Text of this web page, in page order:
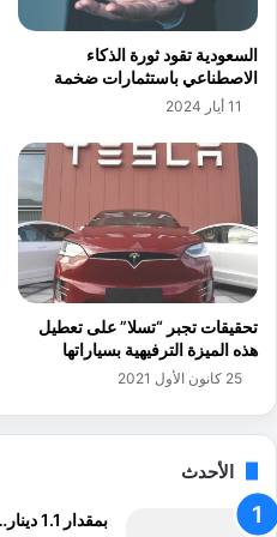
ا
ع
ي
ل
ا
ن
ي
ل
ل
س
ت
ق
ل
ا
ا
م
ن
ى
ع
ل
ي
ع
ز
ي
ز
ا
السعودية تقود ثورة الذكاء
الاصطناعي باستثمارات ضخمة
11 أيار 2024
تحقيقات تجبر “تسلا” على تعطيل
هذه الميزة الترفيهية بسياراتها
25 كانون الأول 2021
الأحدث